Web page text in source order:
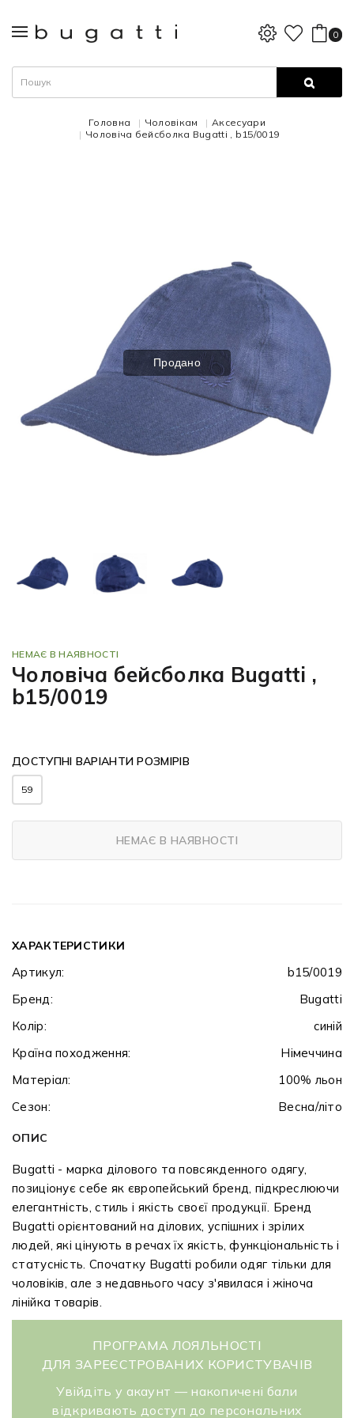
0
Головна Чоловікам
Аксесуари
Чоловіча бейсболка Bugatti , b15/0019
Продано
НЕМАЄ В НАЯВНОСТІ
Чоловіча бейсболка Bugatti ,
b15/0019
ДОСТУПНІ ВАРІАНТИ РОЗМІРІВ
59
НЕМАЄ В НАЯВНОСТІ
ХАРАКТЕРИСТИКИ
Артикул:
b15/0019
Бренд:
Bugatti
Колір:
синій
Країна походження:
Німеччина
Матеріал:
100% льон
Сезон:
Весна/літо
ОПИС
Bugatti - марка ділового та повсякденного одягу,
позиціонує себе як європейський бренд, підкреслюючи
елегантність, стиль і якість своєї продукції. Бренд
Bugatti орієнтований на ділових, успішних і зрілих
людей, які цінують в речах їх якість, функціональність і
статусність. Спочатку Bugatti робили одяг тільки для
чоловіків, але з недавнього часу з'явилася і жіноча
лінійка товарів.
ПРОГРАМА ЛОЯЛЬНОСТІ
ДЛЯ ЗАРЕЄСТРОВАНИХ КОРИСТУВАЧІВ
Увійдіть у акаунт — накопичені бали
відкривають доступ до персональних